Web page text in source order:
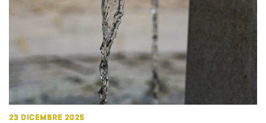
23 DICEMBRE 2025